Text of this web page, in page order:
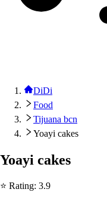
DiDi
Food
Tijuana bcn
Yoayi cakes
Yoayi cakes
⭐ Rating: 3.9